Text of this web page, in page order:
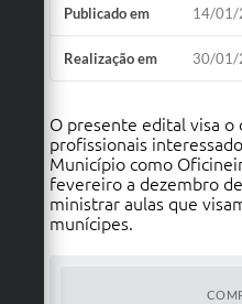
Publicado em 14/01/
Realização em 30/01/
O presente edital visa o
profissionais
Município como
fevereiro a dezembro
ministrar aulas que
munícipes.